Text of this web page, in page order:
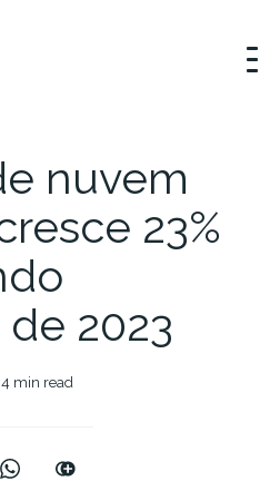
nuvem
23%
2023
4 min read